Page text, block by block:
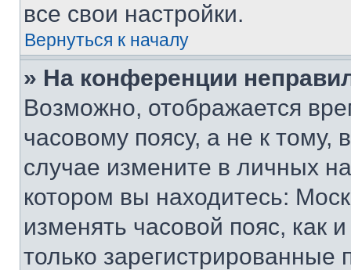
все свои настройки.
Вернуться к началу
» На конференции
Возможно, отображается
часовому поясу, а не к тому,
случае измените в личных
котором вы находитесь:
изменять часовой пояс, как
только